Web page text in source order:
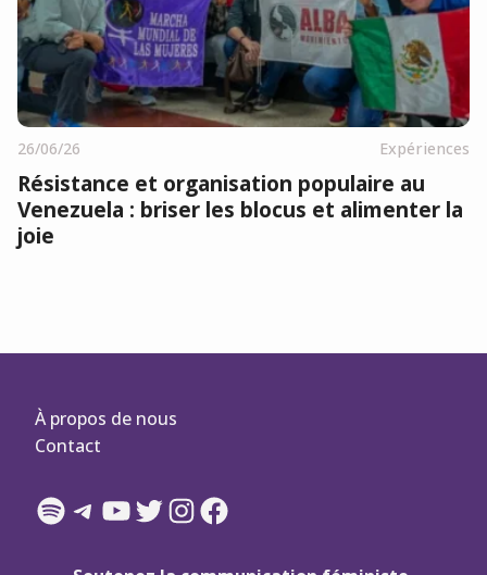
26/06/26 Expériences
Résistance et organisation populaire au
Venezuela : briser les blocus et alimenter la
joie
À propos de nous
Contact
Spotify
Telegram
YouTube
Twitter
Instagram
Facebook